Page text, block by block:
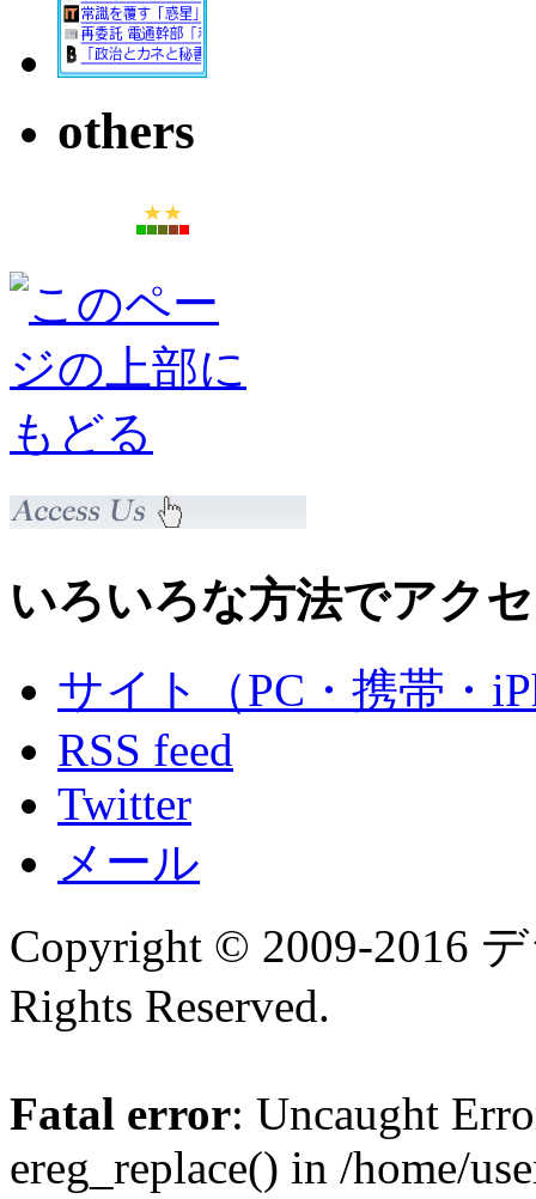
others
いろいろな方法でアク
サイト（PC・携帯・
RSS feed
Twitter
メール
Copyright © 2009-2016
Rights Reserved.
Fatal error: Uncaught
ereg_replace() in /home/